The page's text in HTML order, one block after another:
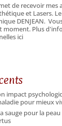
de recevoir mes
et Lasers.
DENJEAN.
moment. Plus
ici
impact
pour mieux
sauge pour la